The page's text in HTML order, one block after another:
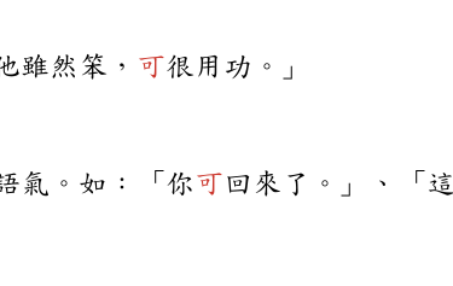
雖然笨， 可很用功。」
氣。如：「你可回來了。」、「